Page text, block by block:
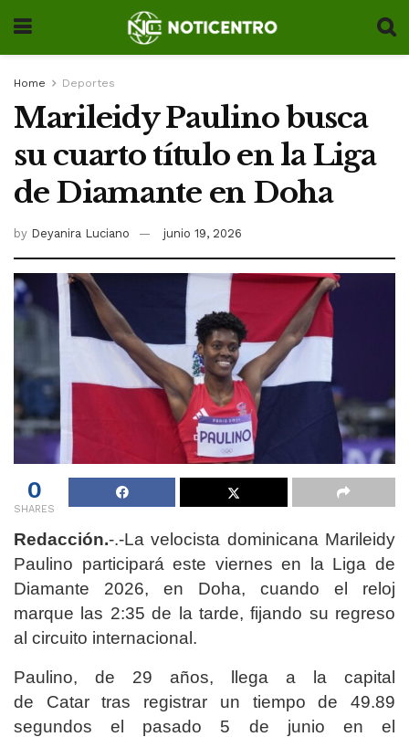
Home Deportes
Marileidy Paulino busca
su cuarto título en la Liga
de Diamante en Doha
by Deyanira Luciano junio 19, 2026
0
SHARES
Redacción.-.-La velocista dominicana Marileidy
Paulino participará este viernes en la Liga de
Diamante 2026, en Doha, cuando el reloj
marque las 2:35 de la tarde, fijando su regreso
al circuito internacional.
Paulino, de 29 años, llega a la capital
de Catar tras registrar un tiempo de 49.89
segundos el pasado 5 de junio en el